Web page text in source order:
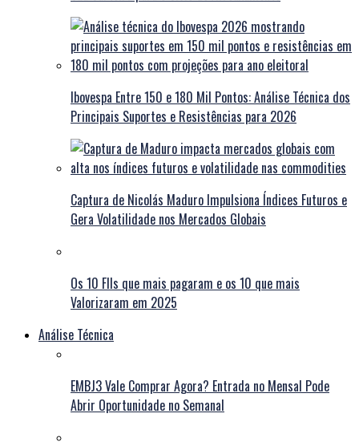
Ibovespa Entre 150 e 180 Mil Pontos: Análise Técnica dos
Principais Suportes e Resistências para 2026
Captura de Nicolás Maduro Impulsiona Índices Futuros e
Gera Volatilidade nos Mercados Globais
Os 10 FIIs que mais pagaram e os 10 que mais
Valorizaram em 2025
Análise Técnica
EMBJ3 Vale Comprar Agora? Entrada no Mensal Pode
Abrir Oportunidade no Semanal